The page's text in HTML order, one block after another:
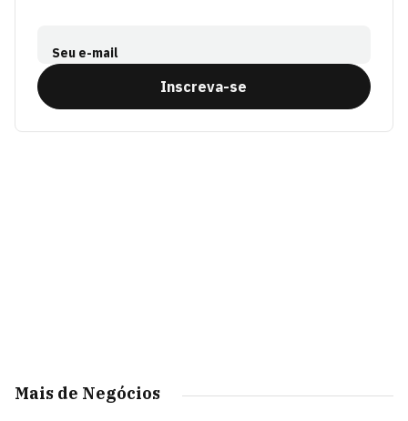
Seu e-mail
Inscreva-se
Mais de Negócios